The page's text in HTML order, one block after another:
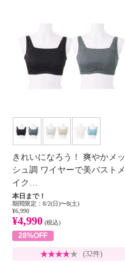
きれいになろう！ 爽やかメッ
シュ調 ワイヤーで美バストメ
イク…
本日まで！
期間限定：8/2(日)〜8(土)
¥6,990
¥4,990 (税込)
28%OFF
(32件)